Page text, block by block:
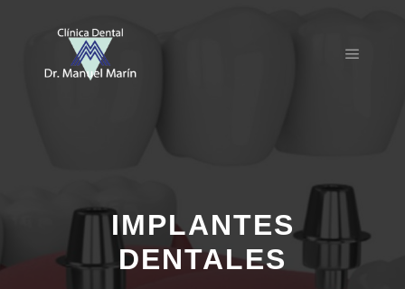
IMPLANTES
DENTALES